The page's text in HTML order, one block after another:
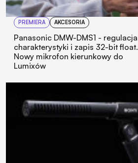
PREMIERA AKCESORIA
Panasonic DMW-DMS1 - regulacja
charakterystyki i zapis 32-bit float.
Nowy mikrofon kierunkowy do
Lumixów